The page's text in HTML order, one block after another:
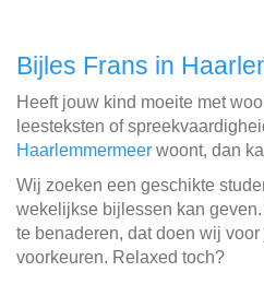
Bijles Frans in
Heeft jouw kind moeite met
leesteksten of
Haarlemmermeer woont, dan
Wij zoeken een geschikte
wekelijkse bijlessen kan
te benaderen, dat doen wij
voorkeuren. Relaxed toch?